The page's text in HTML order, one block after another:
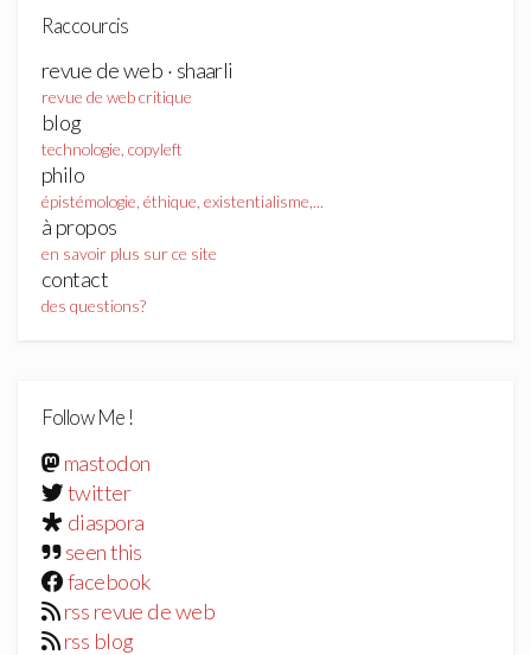
Raccourcis
revue de web · shaarli
revue de web critique
blog
technologie, copyleft
philo
épistémologie, éthique, existentialisme,...
à propos
en savoir plus sur ce site
contact
des questions?
Follow Me !
mastodon
twitter
diaspora
seen this
facebook
rss revue de web
rss blog